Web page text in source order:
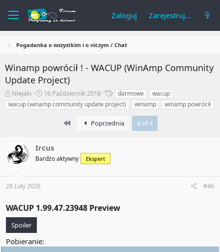
Zaloguj Zarejestruj się
Pogadanka o wszystkim i o niczym / Chat
Winamp powrócił ! - WACUP (WinAmp Community
Update Project)
A
u
t
m
a
Niejaki
R
o
z
z
t
16 Październik 2018
T
a
g
i
darmowe
wacup
wacup (winamp community update project)
winamp winamp powrócił
First Poprzednia 4 of 4
Ircus
Bardzo aktywny Ekspert
28 Luty 2026 #46
WACUP 1.99.47.23948 Preview​
Spoiler
Pobieranie: